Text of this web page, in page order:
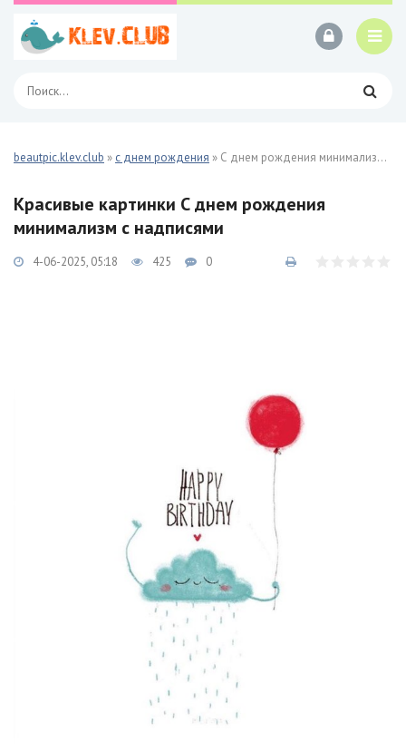
beautpic.klev.club » с днем рождения » С днем рождения минимализм 95 фото
Красивые картинки С днем рождения
минимализм с надписями
4-06-2025, 05:18 425 0